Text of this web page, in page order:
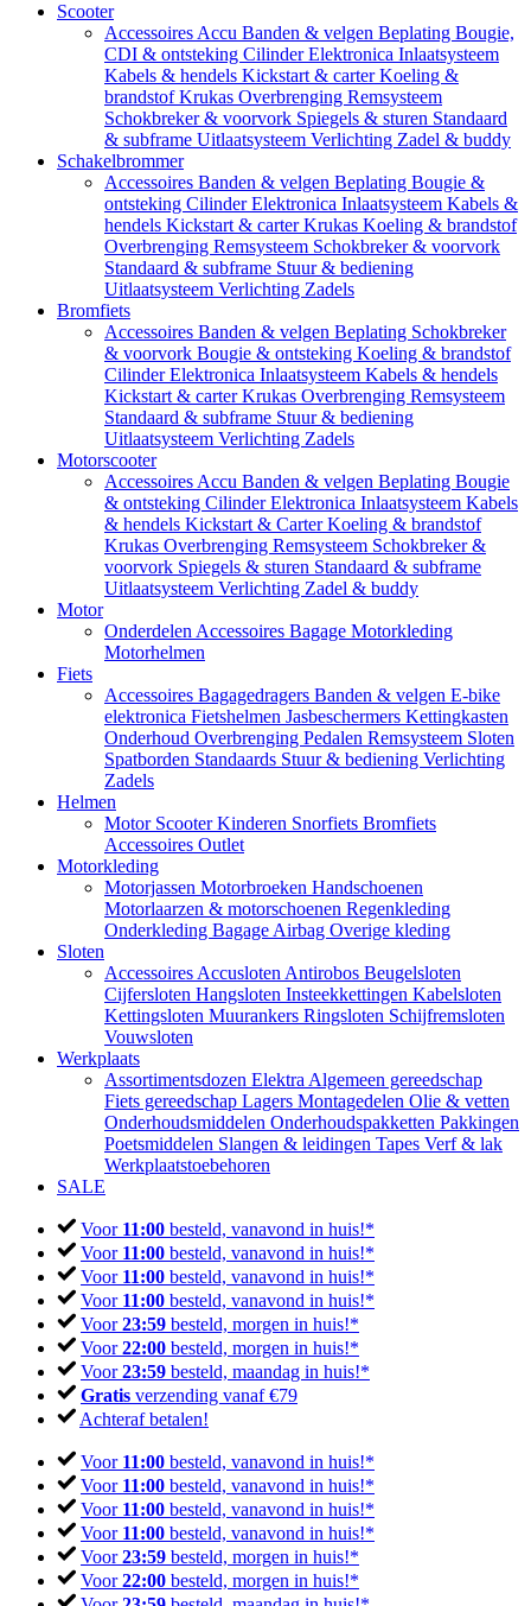
Scooter
Accessoires Accu Banden & velgen Beplating Bougie,
CDI & ontsteking CilinderElektronica Inlaatsysteem
Kabels & hendels Kickstart & carterKoeling &
brandstofKrukas Overbrenging Remsysteem
Schokbreker & voorvork Spiegels & sturen Standaard
& subframe Uitlaatsysteem Verlichting Zadel & buddy
Schakelbrommer
Accessoires Banden & velgen Beplating Bougie &
ontsteking CilinderElektronica Inlaatsysteem Kabels &
hendels Kickstart & carterKrukas Koeling & brandstof
Overbrenging Remsysteem Schokbreker & voorvork
Standaard & subframe Stuur & bediening
Uitlaatsysteem Verlichting Zadels
Bromfiets
Accessoires Banden & velgen Beplating Schokbreker
& voorvork Bougie & ontsteking Koeling & brandstof
CilinderElektronica Inlaatsysteem Kabels & hendels
Kickstart & carterKrukas Overbrenging Remsysteem
Standaard & subframe Stuur & bediening
Uitlaatsysteem Verlichting Zadels
Motorscooter
Accessoires Accu Banden & velgen Beplating Bougie
& ontsteking CilinderElektronica Inlaatsysteem Kabels
& hendels Kickstart & CarterKoeling & brandstof
Krukas Overbrenging Remsysteem Schokbreker &
voorvork Spiegels & sturen Standaard & subframe
Uitlaatsysteem Verlichting Zadel & buddy
Motor
Onderdelen Accessoires Bagage Motorkleding
Motorhelmen
Fiets
Accessoires Bagagedragers Banden & velgen E-bike
elektronica Fietshelmen Jasbeschermers Kettingkasten
Onderhoud Overbrenging Pedalen Remsysteem Sloten
Spatborden Standaards Stuur & bediening Verlichting
Zadels
Helmen
Motor ScooterKinderen Snorfiets Bromfiets
Accessoires Outlet
Motorkleding
Motorjassen Motorbroeken Handschoenen
Motorlaarzen & motorschoenen Regenkleding
Onderkleding Bagage Airbag Overige kleding
Sloten
Accessoires Accusloten Antirobos Beugelsloten
Cijfersloten Hangsloten Insteekkettingen Kabelsloten
Kettingsloten Muurankers Ringsloten Schijfremsloten
Vouwsloten
Werkplaats
Assortimentsdozen Elektra Algemeen gereedschap
Fiets gereedschap Lagers Montagedelen Olie & vetten
Onderhoudsmiddelen Onderhoudspakketten Pakkingen
Poetsmiddelen Slangen & leidingen Tapes Verf & lak
Werkplaatstoebehoren
SALE
Voor 11:00 besteld, vanavond in huis!*
Voor 11:00 besteld, vanavond in huis!*
Voor 11:00 besteld, vanavond in huis!*
Voor 11:00 besteld, vanavond in huis!*
Voor23:59 besteld, morgen in huis!*
Voor22:00 besteld, morgen in huis!*
Voor23:59 besteld, maandag in huis!*
Gratis verzending vanaf €79
Achteraf betalen!
Voor 11:00 besteld, vanavond in huis!*
Voor 11:00 besteld, vanavond in huis!*
Voor 11:00 besteld, vanavond in huis!*
Voor 11:00 besteld, vanavond in huis!*
Voor23:59 besteld, morgen in huis!*
Voor22:00 besteld, morgen in huis!*